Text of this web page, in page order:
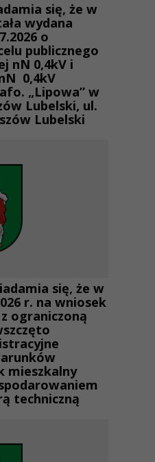
się, że w
wydana
o
publicznego
nN 0,4kV i
0,4kV
„Lipowa” w
Lubelski, ul.
Lubelski
się, że w
r. na wniosek
ograniczoną
mieszkalny
techniczną